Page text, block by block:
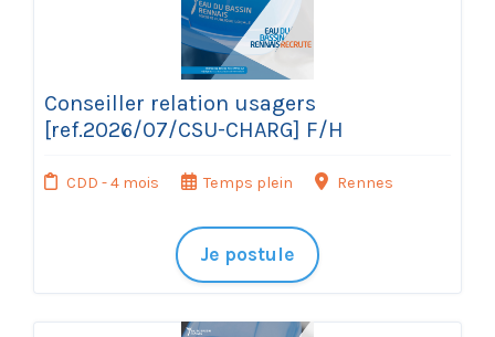
Conseiller relation usagers
[ref.2026/07/CSU-CHARG] F/H
CDD - 4 mois Temps plein Rennes
Je postule